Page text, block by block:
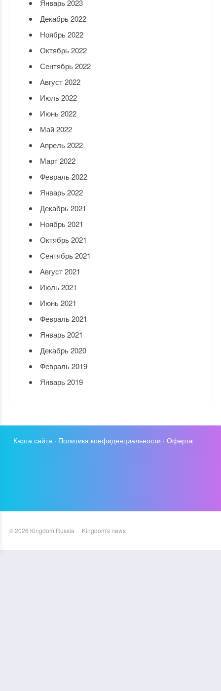
Январь 2023
Декабрь 2022
Ноябрь 2022
Октябрь 2022
Сентябрь 2022
Август 2022
Июль 2022
Июнь 2022
Май 2022
Апрель 2022
Март 2022
Февраль 2022
Январь 2022
Декабрь 2021
Ноябрь 2021
Октябрь 2021
Сентябрь 2021
Август 2021
Июль 2021
Июнь 2021
Февраль 2021
Январь 2021
Декабрь 2020
Февраль 2019
Январь 2019
Карта сайта · Политика конфиденциальности ·Оферта
©2026 Kingdom Russia · Kingdom's news